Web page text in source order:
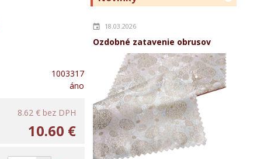
18.03.2026
Ozdobné zatavenie obrusov
1003317
áno
8.62 € bez DPH
10.60 €